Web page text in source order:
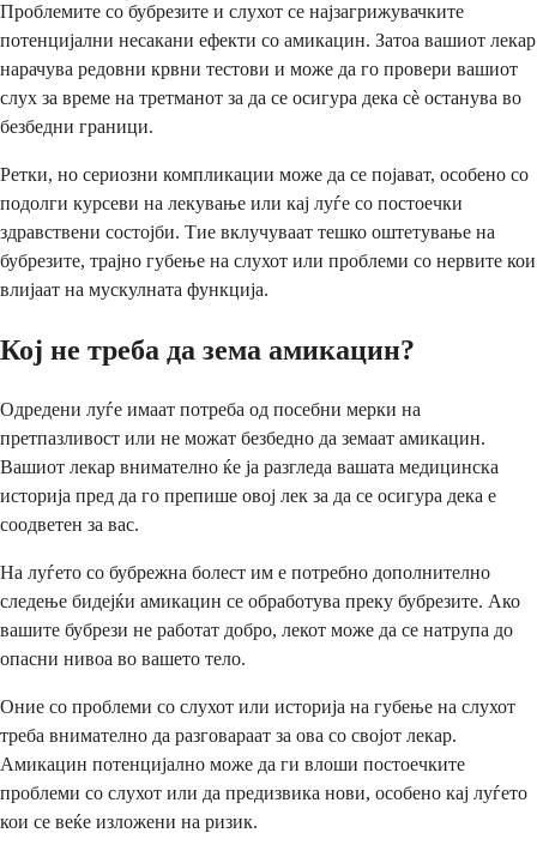
Проблемите со бубрезите и слухот се најзагрижувачките
потенцијални несакани ефекти со амикацин. Затоа вашиот лекар
нарачува редовни крвни тестови и може да го провери вашиот
слух за време на третманот за да се осигура дека сè останува во
безбедни граници.
Ретки, но сериозни компликации може да се појават, особено со
подолги курсеви на лекување или кај луѓе со постоечки
здравствени состојби. Тие вклучуваат тешко оштетување на
бубрезите, трајно губење на слухот или проблеми со нервите кои
влијаат на мускулната функција.
Кој не треба да зема амикацин?
Одредени луѓе имаат потреба од посебни мерки на
претпазливост или не можат безбедно да земаат амикацин.
Вашиот лекар внимателно ќе ја разгледа вашата медицинска
историја пред да го препише овој лек за да се осигура дека е
соодветен за вас.
На луѓето со бубрежна болест им е потребно дополнително
следење бидејќи амикацин се обработува преку бубрезите. Ако
вашите бубрези не работат добро, лекот може да се натрупа до
опасни нивоа во вашето тело.
Оние со проблеми со слухот или историја на губење на слухот
треба внимателно да разговараат за ова со својот лекар.
Амикацин потенцијално може да ги влоши постоечките
проблеми со слухот или да предизвика нови, особено кај луѓето
кои се веќе изложени на ризик.